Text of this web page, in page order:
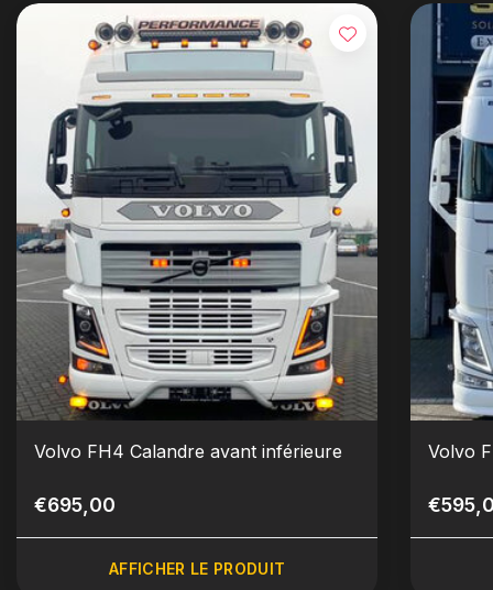
Volvo FH4 Calandre avant inférieure
€695,00
AFFICHER LE PRODUIT
Volvo